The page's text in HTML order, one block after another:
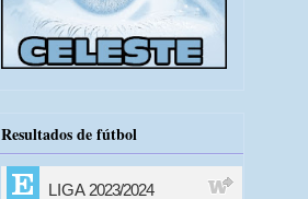
Resultados de fútbol